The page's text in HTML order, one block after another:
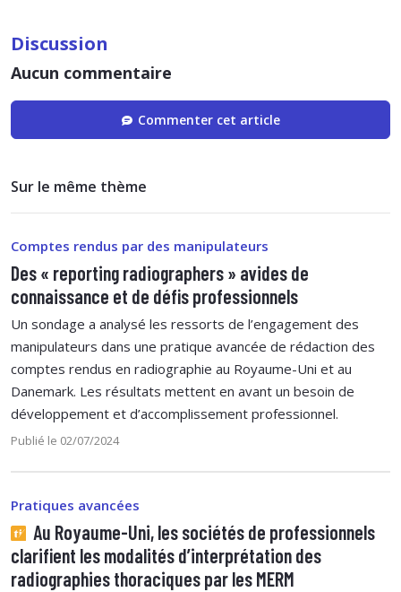
Discussion
Aucun commentaire
Commenter cet article
Sur le même thème
Comptes rendus par des manipulateurs
Des « reporting radiographers » avides de
connaissance et de défis professionnels
Un sondage a analysé les ressorts de l’engagement des
manipulateurs dans une pratique avancée de rédaction des
comptes rendus en radiographie au Royaume-Uni et au
Danemark. Les résultats mettent en avant un besoin de
développement et d’accomplissement professionnel.
Publié le 02/07/2024
Pratiques avancées
Au Royaume-Uni, les sociétés de professionnels
clarifient les modalités d’interprétation des
radiographies thoraciques par les MERM